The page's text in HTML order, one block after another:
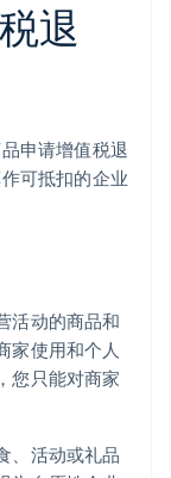
退
申请增值税退
可抵扣的企业
活动的商品和
家使用和个人
您只能对商家
、活动或礼品